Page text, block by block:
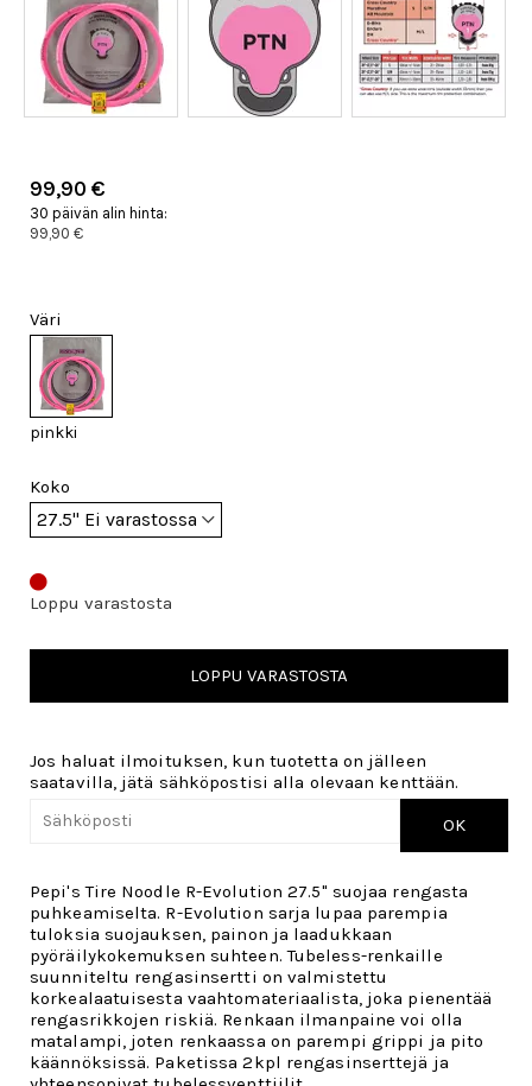
99,90 €
30 päivän alin hinta:
99,90 €
Väri
pinkki
Koko
Loppu varastosta
LOPPU VARASTOSTA
Jos haluat ilmoituksen, kun tuotetta on jälleen
saatavilla, jätä sähköpostisi alla olevaan kenttään.
OK
Pepi's Tire Noodle R-Evolution 27.5" suojaa rengasta
puhkeamiselta. R-Evolution sarja lupaa parempia
tuloksia suojauksen, painon ja laadukkaan
pyöräilykokemuksen suhteen. Tubeless-renkaille
suunniteltu rengasinsertti on valmistettu
korkealaatuisesta vaahtomateriaalista, joka pienentää
rengasrikkojen riskiä. Renkaan ilmanpaine voi olla
matalampi, joten renkaassa on parempi grippi ja pito
käännöksissä. Paketissa 2kpl rengasinserttejä ja